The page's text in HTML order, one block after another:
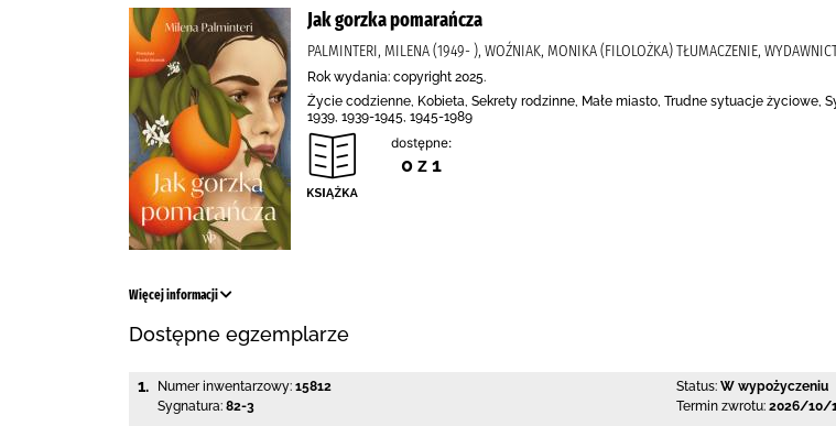
Jak gorzka pomarańcza
PALMINTERI, MILENA (1949- ), WOŹNIAK, MONIKA (FILOLOŻKA) TŁUMACZENIE,
Rok wydania: copyright 2025.
Życie codzienne, Kobieta, Sekrety rodzinne, Małe miasto, Trudne sytuacje życiowe,
1939, 1939-1945, 1945-1989
dostępne:
0 z 1
Więcej informacji
Dostępne egzemplarze
1. Numer inwentarzowy: 15812
Sygnatura: 82-3
Status: W wypożyczeniu
Termin zwrotu: 2026/10/